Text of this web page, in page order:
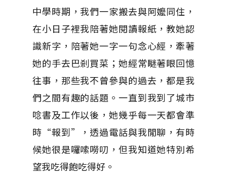
中學時期，我們一家搬去與阿嬤同住，
在小日子裡我陪著她閱讀報紙，教她認
識新字，陪著她一字一句念心經，牽著
她的手去巴剎買菜；她經常瞇著眼回憶
往事，那些我不曾參與的過去，都是我
們之間有趣的話題。一直到我到了城市
唸書及工作以後，她幾乎每一天都會準
時“報到”，透過電話與我閒聊，有時
候她很是囉嗦嘮叨，但我知道她特別希
望我吃得飽吃得好。